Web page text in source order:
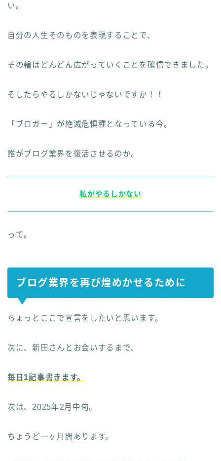
い。
自分の人生そのものを表現することで、
その輪はどんどん広がっていくことを確信できました。
そしたらやるしかないじゃないですか！！
「ブロガー」が絶滅危惧種となっている今。
誰がブログ業界を復活させるのか。
私がやるしかない
って。
ブログ業界を再び煌めかせるために
ちょっとここで宣言をしたいと思います。
次に、新田さんとお会いするまで、
毎日1記事書きます。
次は、2025年2月中旬。
ちょうど一ヶ月間あります。